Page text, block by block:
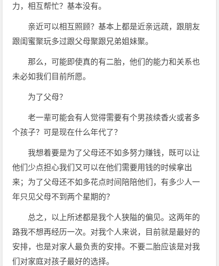
力，相互帮忙？基本没有。
亲近可以相互照顾？基本上都是近亲远疏，跟朋友
跟闺蜜聚玩多过跟父母聚跟兄弟姐妹聚。
那么，可能即使真的有二胎，他们的能力和关系也
未必如我们目前所愿。
为了父母？
老一辈可能会有人觉得需要有个男孩续香火或者多
个孩子？可是现在什么年代了？
我想着要是为了父母还不如多努力赚钱，既可以让
他们少点担心我们又可以在他们需要用钱的时候拿出
来；为了父母还不如多花点时间陪陪他们，有多少人一
年只见父母不到两个星期的？
总之，以上所述都是我个人狭隘的偏见。这两年的
路我不想再经历一次。对我个人来说，目前就是最好的
安排，也是对家人最负责的安排。不要二胎应该是对我
们对家庭对孩子最好的选择。